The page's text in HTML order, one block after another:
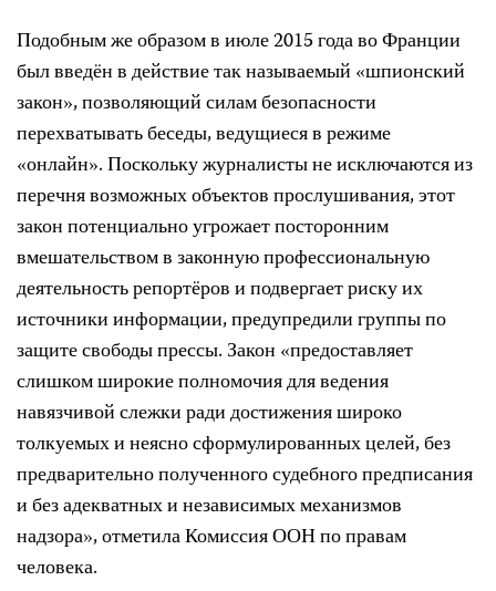
Подобным же образом в июле 2015 года во Франции
был введён в действие так называемый «шпионский
закон», позволяющий силам безопасности
перехватывать беседы, ведущиеся в режиме
«онлайн». Поскольку журналисты не исключаются из
перечня возможных объектов прослушивания, этот
закон потенциально угрожает посторонним
вмешательством в законную профессиональную
деятельность репортёров и подвергает риску их
источники информации, предупредили группы по
защите свободы прессы. Закон «предоставляет
слишком широкие полномочия для ведения
навязчивой слежки ради достижения широко
толкуемых и неясно сформулированных целей, без
предварительно полученного судебного предписания
и без адекватных и независимых механизмов
надзора», отметила Комиссия ООН по правам
человека.